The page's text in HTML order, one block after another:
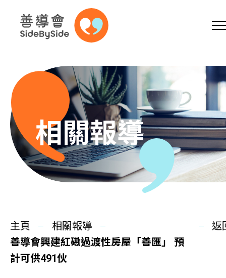
跳到內容（按回車鍵）
A A A EN
主頁
同你講故事
慈善活動
相關報導
主頁
相關報導
善導會興建紅磡過渡性房屋「善匯」 預
計可供491伙
返